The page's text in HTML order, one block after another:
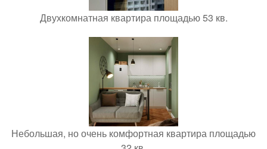
Двухкомнатная квартира площадью 53 кв.
Небольшая, но очень комфортная квартира площадью